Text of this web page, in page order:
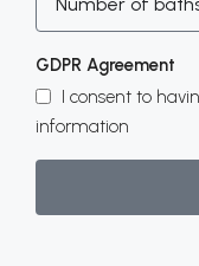
GDPR Agreement
I consent to
information